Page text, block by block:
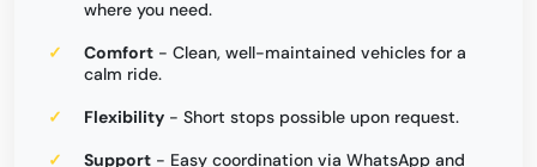
where you need.
Comfort - Clean, well-maintained vehicles for a
calm ride.
Flexibility - Short stops possible upon request.
Support - Easy coordination via WhatsApp and